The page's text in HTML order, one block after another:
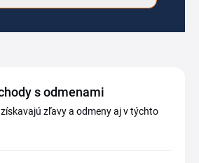
s odmenami
zľavy a odmeny aj v týchto